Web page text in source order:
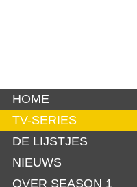
HOME
TV-SERIES
DE LIJSTJES
NIEUWS
OVER SEASON 1